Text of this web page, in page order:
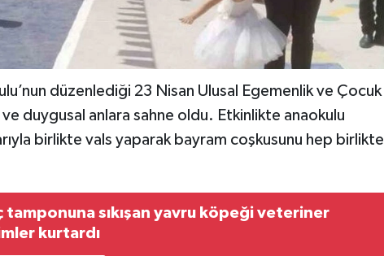
düzenlediği 23 Nisan Ulusal Egemenlik ve Çocuk
ve duygusal anlara sahne oldu. Etkinlikte anaokulu
birlikte vals yaparak bayram coşkusunu hep birlikte
tamponuna sıkışan yavru köpeği veteriner
kurtardı